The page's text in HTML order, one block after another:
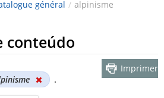
général / alpinisme
conteúdo
.
Imprimer